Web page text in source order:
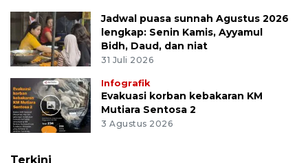
Jadwal puasa sunnah Agustus 2026
lengkap: Senin Kamis, Ayyamul
Bidh, Daud, dan niat
31 Juli 2026
Infografik
Evakuasi korban kebakaran KM
Mutiara Sentosa 2
3 Agustus 2026
Terkini